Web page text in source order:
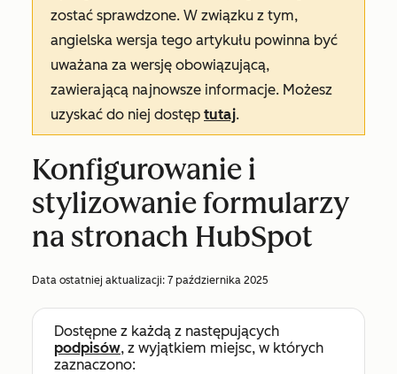
zostać sprawdzone. W związku z tym,
angielska wersja tego artykułu powinna być
uważana za wersję obowiązującą,
zawierającą najnowsze informacje. Możesz
uzyskać do niej dostęp tutaj.
Konfigurowanie i
stylizowanie formularzy
na stronach HubSpot
Data ostatniej aktualizacji: 7 października 2025
Dostępne z każdą z następujących
podpisów, z wyjątkiem miejsc, w których
zaznaczono: